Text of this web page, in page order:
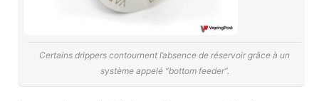
Certains drippers contournent l’absence de réservoir grâce à un
système appelé “bottom feeder”.